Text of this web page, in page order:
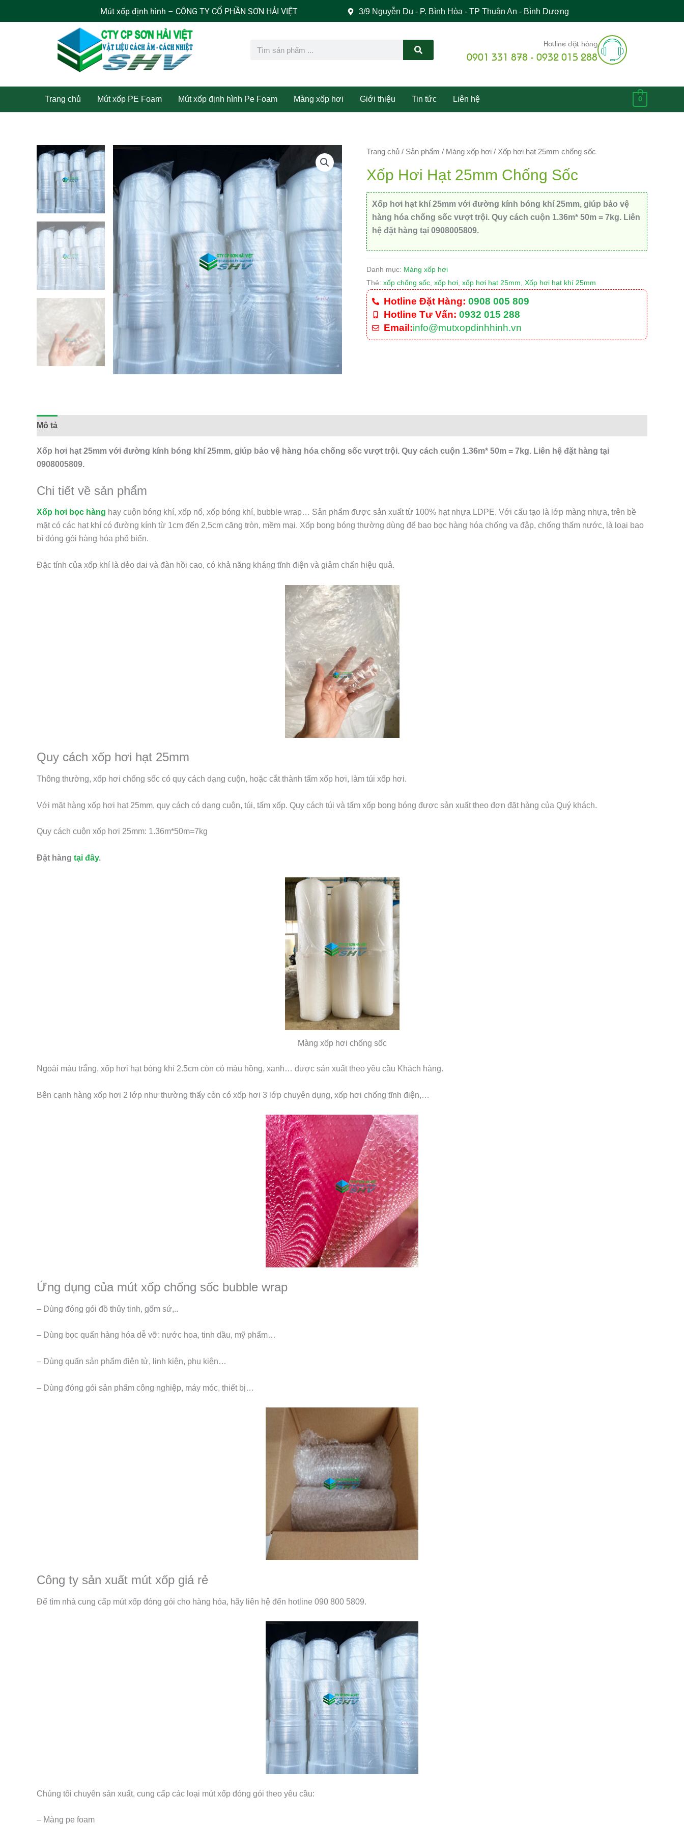
Mút xốp định hình – CÔNG TY CỔ PHẦN SƠN HẢI VIỆT 3/9 Nguyễn Du - P. Bình Hòa - TP Thuận An - Bình Dương
Search Hotline đặt hàng
0901 331 878 - 0932 015 288
Trang chủ Mút xốp PE Foam Mút xốp định hình Pe Foam Màng xốp hơi Giới thiệu Tin tức Liên hệ 0
Trang chủ / Sản phẩm / Màng xốp hơi / Xốp hơi hạt 25mm chống sốc
Xốp Hơi Hạt 25mm Chống Sốc
Xốp hơi hạt khí 25mm với đường kính bóng khí 25mm, giúp bảo vệ
hàng hóa chống sốc vượt trội. Quy cách cuộn 1.36m* 50m = 7kg. Liên
hệ đặt hàng tại 0908005809.
Danh mục: Màng xốp hơi
Thẻ: xốp chống sốc xốp hơi xốp hơi hạt 25mm Xốp hơi hạt khí 25mm
Hotline Đặt Hàng: 0908 005 809
Hotline Tư Vấn: 0932 015 288
Email:info@mutxopdinhhinh.vn
Mô tả
Xốp hơi hạt 25mm với đường kính bóng khí 25mm, giúp bảo vệ hàng hóa chống sốc vượt trội. Quy cách cuộn 1.36m* 50m = 7kg. Liên hệ đặt hàng tại
0908005809.
Chi tiết về sản phẩm
Xốp hơi bọc hàng hay cuộn bóng khí, xốp nổ, xốp bóng khí, bubble wrap… Sản phẩm được sản xuất từ 100% hạt nhựa LDPE. Với cấu tạo là lớp màng nhựa, trên bề
mặt có các hạt khí có đường kính từ 1cm đến 2,5cm căng tròn, mềm mại. Xốp bong bóng thường dùng để bao bọc hàng hóa chống va đập, chống thấm nước, là loại bao
bì đóng gói hàng hóa phổ biến.
Đặc tính của xốp khí là dẻo dai và đàn hồi cao, có khả năng kháng tĩnh điện và giảm chấn hiệu quả.
Quy cách xốp hơi hạt 25mm
Thông thường, xốp hơi chống sốc có quy cách dạng cuộn, hoặc cắt thành tấm xốp hơi, làm túi xốp hơi.
Với mặt hàng xốp hơi hạt 25mm, quy cách có dạng cuộn, túi, tấm xốp. Quy cách túi và tấm xốp bong bóng được sản xuất theo đơn đặt hàng của Quý khách.
Quy cách cuộn xốp hơi 25mm: 1.36m*50m=7kg
Đặt hàng tại đây.
Màng xốp hơi chống sốc
Ngoài màu trắng, xốp hơi hạt bóng khí 2.5cm còn có màu hồng, xanh… được sản xuất theo yêu cầu Khách hàng.
Bên cạnh hàng xốp hơi 2 lớp như thường thấy còn có xốp hơi 3 lớp chuyên dụng, xốp hơi chống tĩnh điện,…
Ứng dụng của mút xốp chống sốc bubble wrap
– Dùng đóng gói đồ thủy tinh, gốm sứ,..
– Dùng bọc quấn hàng hóa dễ vỡ: nước hoa, tinh dầu, mỹ phẩm…
– Dùng quấn sản phẩm điện tử, linh kiện, phụ kiện…
– Dùng đóng gói sản phẩm công nghiệp, máy móc, thiết bị…
Công ty sản xuất mút xốp giá rẻ
Để tìm nhà cung cấp mút xốp đóng gói cho hàng hóa, hãy liên hệ đến hotline 090 800 5809.
Chúng tôi chuyên sản xuất, cung cấp các loại mút xốp đóng gói theo yêu cầu:
– Màng pe foam